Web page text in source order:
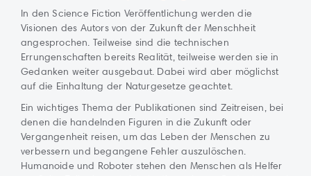
In den Science Fiction Veröffentlichung werden die
Visionen des Autors von der Zukunft der Menschheit
angesprochen. Teilweise sind die technischen
Errungenschaften bereits Realität, teilweise werden sie in
Gedanken weiter ausgebaut. Dabei wird aber möglichst
auf die Einhaltung der Naturgesetze geachtet.
Ein wichtiges Thema der Publikationen sind Zeitreisen, bei
denen die handelnden Figuren in die Zukunft oder
Vergangenheit reisen, um das Leben der Menschen zu
verbessern und begangene Fehler auszulöschen.
Humanoide und Roboter stehen den Menschen als Helfer